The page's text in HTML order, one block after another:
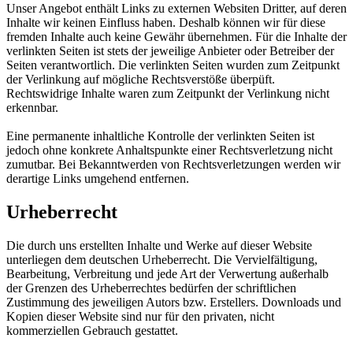
Unser Angebot enthält Links zu externen Websiten Dritter, auf deren
Inhalte wir keinen Einfluss haben. Deshalb können wir für diese
fremden Inhalte auch keine Gewähr übernehmen. Für die Inhalte der
verlinkten Seiten ist stets der jeweilige Anbieter oder Betreiber der
Seiten verantwortlich. Die verlinkten Seiten wurden zum Zeitpunkt
der Verlinkung auf mögliche Rechtsverstöße überpüft.
Rechtswidrige Inhalte waren zum Zeitpunkt der Verlinkung nicht
erkennbar.
Eine permanente inhaltliche Kontrolle der verlinkten Seiten ist
jedoch ohne konkrete Anhaltspunkte einer Rechtsverletzung nicht
zumutbar. Bei Bekanntwerden von Rechtsverletzungen werden wir
derartige Links umgehend entfernen.
Urheberrecht
Die durch uns erstellten Inhalte und Werke auf dieser Website
unterliegen dem deutschen Urheberrecht. Die Vervielfältigung,
Bearbeitung, Verbreitung und jede Art der Verwertung außerhalb
der Grenzen des Urheberrechtes bedürfen der schriftlichen
Zustimmung des jeweiligen Autors bzw. Erstellers. Downloads und
Kopien dieser Website sind nur für den privaten, nicht
kommerziellen Gebrauch gestattet.